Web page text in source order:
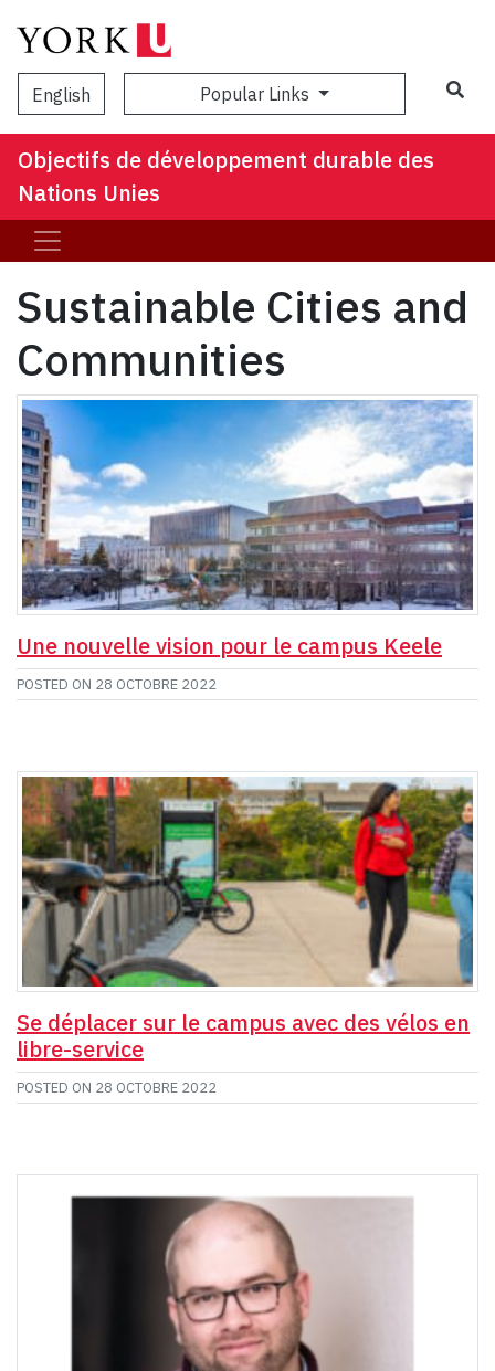
English Popular Links
Objectifs de développement durable des
Nations Unies
Sustainable Cities and
Communities
Une nouvelle vision pour le campus Keele
POSTED ON 28 OCTOBRE 2022
Se déplacer sur le campus avec des vélos en
libre-service
POSTED ON 28 OCTOBRE 2022